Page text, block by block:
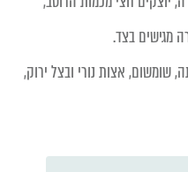
מגישים בצד.
שומשום, אצות נורי ובצל ירוק,